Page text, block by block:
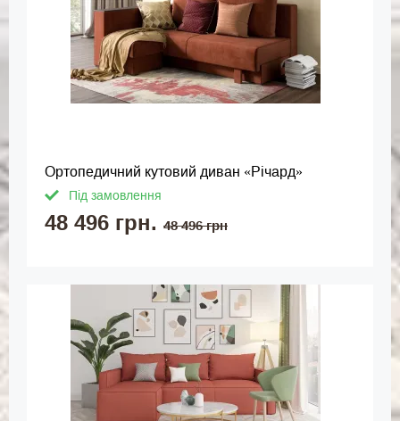
Ортопедичний кутовий диван «Річард»
Під замовлення
48 496 грн. 48 496 грн